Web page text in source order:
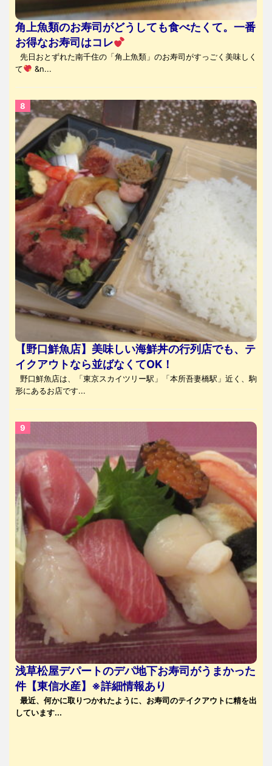
角上魚類のお寿司がどうしても食べたくて。一番
お得なお寿司はコレ
先日おとずれた南千住の「角上魚類」のお寿司がすっごく美味しく
て
&n...
【野口鮮魚店】美味しい海鮮丼の行列店でも、テ
イクアウトなら並ばなくてOK！
野口鮮魚店は、「東京スカイツリー駅」「本所吾妻橋駅」近く、駒
形にあるお店です...
浅草松屋デパートのデパ地下お寿司がうまかった
件【東信水産】※詳細情報あり
最近、何かに取りつかれたように、お寿司のテイクアウトに精を出
しています...